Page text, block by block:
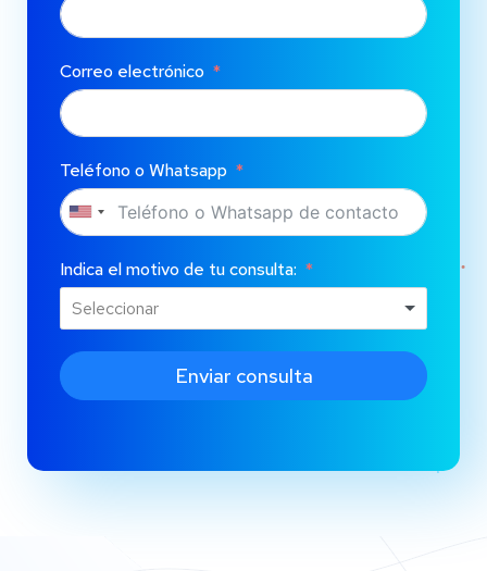
Correo electrónico
Teléfono o Whatsapp
Indica el motivo de tu consulta:
Enviar consulta